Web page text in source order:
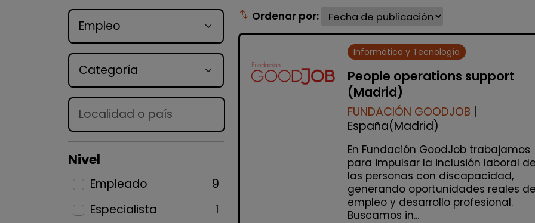
Tipo de oferta
Categoría
Lugar
Nivel
Empleado
9
Especialista
1
swap_vert Ordenar por:
Informática y Tecnología
People operations support
(Madrid)
FUNDACIÓN GOODJOB |
España(Madrid)
En Fundación GoodJob trabajamos
para impulsar la inclusión laboral de
las personas con discapacidad,
generando oportunidades reales de
empleo y desarrollo profesional.
Buscamos in...